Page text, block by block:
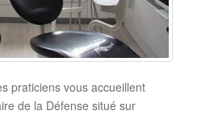
praticiens vous accueillent
de la Défense situé sur